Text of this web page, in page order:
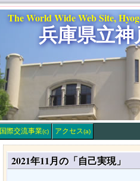
The World Wide Web Site,
兵庫県立
国際交流事業(c) アクセス(a)
2021年11月の「自己実現」